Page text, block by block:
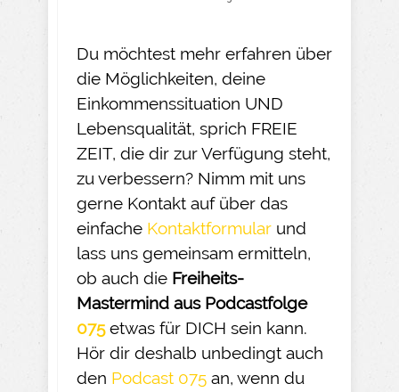
Du möchtest mehr erfahren über
die Möglichkeiten, deine
Einkommenssituation UND
Lebensqualität, sprich FREIE
ZEIT, die dir zur Verfügung steht,
zu verbessern? Nimm mit uns
gerne Kontakt auf über das
einfache Kontaktformular und
lass uns gemeinsam ermitteln,
ob auch die Freiheits-
Mastermind aus Podcastfolge
075etwas für DICH sein kann.
Hör dir deshalb unbedingt auch
den Podcast 075 an, wenn du